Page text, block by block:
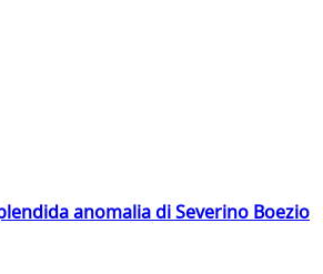
anomalia di Severino Boezio